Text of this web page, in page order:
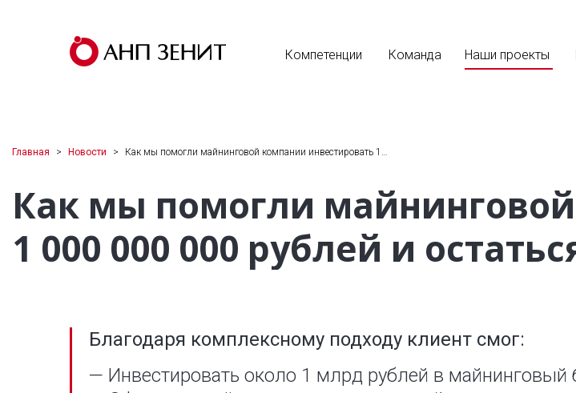
Компетенции Команда Наши проекты
Главная Новости Как мы помогли майнинговой компании инвестировать 1…
Как мы помогли
1 000 000 000 рублей и
Благодаря комплексному подходу клиент смог:
— Инвестировать около 1 млрд рублей в майнинговый